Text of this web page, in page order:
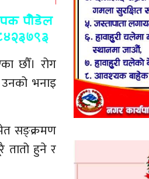
छौँ। रोग
भनाइ
सङ्क्रमण
तातो हुने र